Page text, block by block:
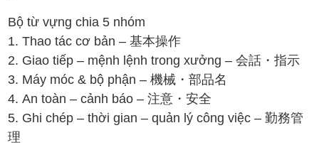
Bộ từ vựng chia 5 nhóm
1. Thao tác cơ bản – 基本操作
2. Giao tiếp – mệnh lệnh trong xưởng – 会話・指示
3. Máy móc & bộ phận – 機械・部品名
4. An toàn – cảnh báo – 注意・安全
5. Ghi chép – thời gian – quản lý công việc – 勤務管
理